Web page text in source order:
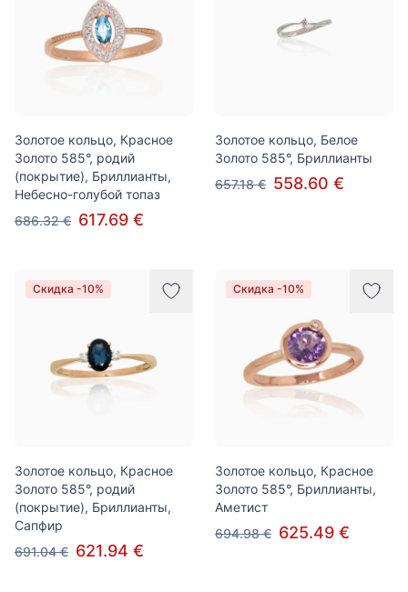
Золотое кольцо, Красное
Золото 585°, родий
(покрытие), Бриллианты,
Небесно-голубой топаз
686.32 € 617.69 €
Золотое кольцо, Белое
Золото 585°, Бриллианты
657.18 € 558.60 €
Скидка -10%
Золотое кольцо, Красное
Золото 585°, родий
(покрытие), Бриллианты,
Сапфир
691.04 € 621.94 €
Скидка -10%
Золотое кольцо, Красное
Золото 585°, Бриллианты,
Аметист
694.98 € 625.49 €